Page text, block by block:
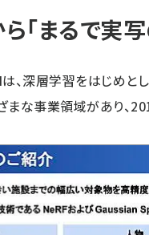
「まるで実
、深層学習をはじめと
まな事業領域があり、